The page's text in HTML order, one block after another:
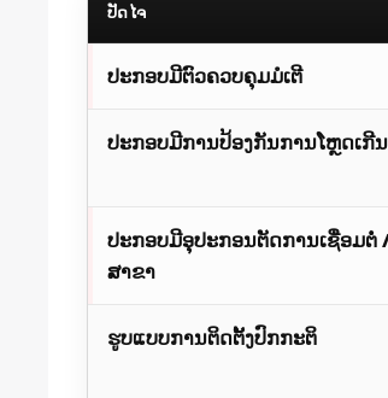
ປັດໄຈ
ປະກອບມີຕົວຄວບຄຸມມໍເຕີ
ປະກອບມີການປ້ອງກັນການໂຫຼດເກີນ
ປະກອບມີອຸປະກອນຕັດການເຊື່ອມຕໍ່
ສາຂາ
ຮູບແບບການຕິດຕັ້ງປົກກະຕິ